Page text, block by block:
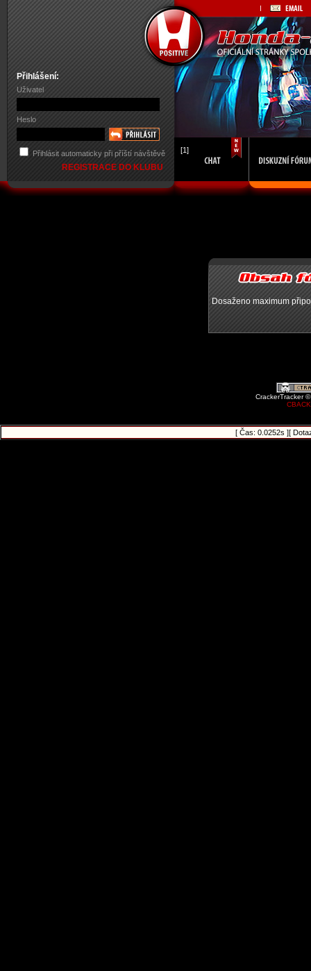
Přihlášení:
Uživatel
Heslo
Přihlásit automaticky při příští návštěvě
REGISTRACE DO KLUBU
[1]
Dosaženo maximum
CrackerTracker
[ Čas: 0.0252s ][